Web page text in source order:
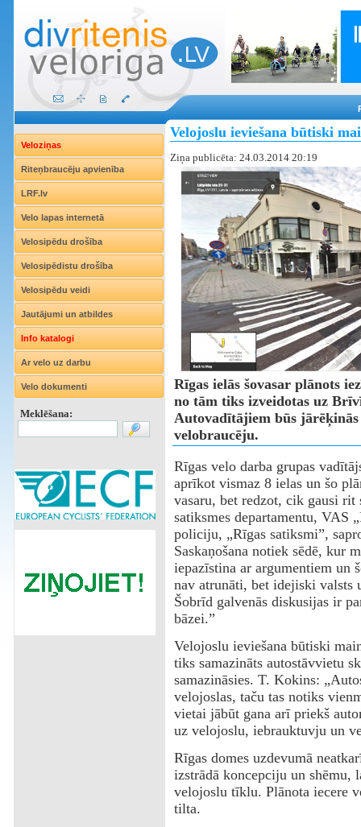
Veloziņas
Riteņbraucēju apvienība
LRF.lv
Velo lapas internetā
Velosipēdu drošība
Velosipēdistu drošība
Velosipēdu veidi
Jautājumi un atbildes
Info katalogi
Ar velo uz darbu
Velo dokumenti
Meklēšana:
Velojoslu ieviešana būtiski
Ziņa publicēta: 24.03.2014 20:19
Rīgas ielās šovasar plānots
no tām tiks izveidotas uz
Autovadītājiem būs
velobraucēju.
Rīgas velo darba grupas
aprīkot vismaz 8 ielas un šo
vasaru, bet redzot, cik gausi rit
satiksmes departamentu, VAS
policiju, „Rīgas satiksmi”,
Saskaņošana notiek sēdē, kur
iepazīstina ar argumentiem un
nav atrunāti, bet idejiski valsts
Šobrīd galvenās diskusijas ir
bāzei.”
Velojoslu ieviešana būtiski
tiks samazināts autostāvvietu
samazināsies. T. Kokins:
velojoslas, taču tas notiks
vietai jābūt gana arī priekš
uz velojoslu, iebrauktuvju un
Rīgas domes uzdevumā
izstrādā koncepciju un shēmu,
velojoslu tīklu. Plānota iecere
tilta.